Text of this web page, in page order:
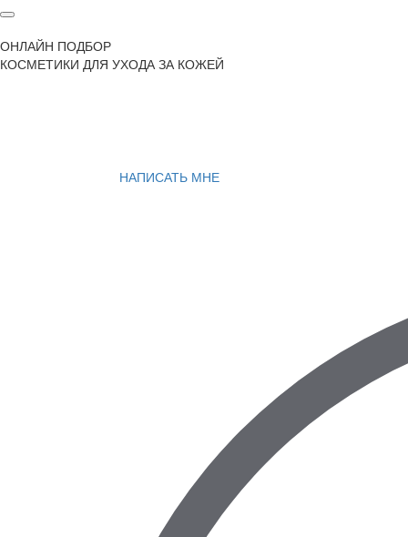
ОНЛАЙН ПОДБОР
КОСМЕТИКИ ДЛЯ УХОДА ЗА КОЖЕЙ
НАПИСАТЬ МНЕ